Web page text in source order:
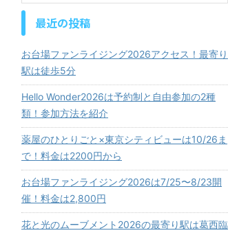
最近の投稿
お台場ファンライジング2026アクセス！最寄り
駅は徒歩5分
Hello Wonder2026は予約制と自由参加の2種
類！参加方法を紹介
薬屋のひとりごと×東京シティビューは10/26ま
で！料金は2200円から
お台場ファンライジング2026は7/25〜8/23開
催！料金は2,800円
花と光のムーブメント2026の最寄り駅は葛西臨